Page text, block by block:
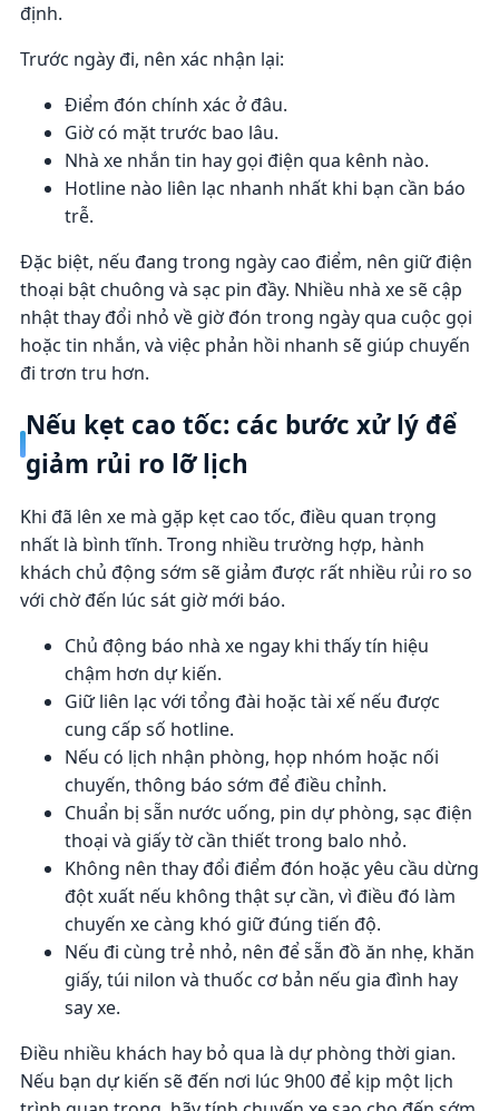
định.
Trước ngày đi, nên xác nhận lại:
Điểm đón chính xác ở đâu.
Giờ có mặt trước bao lâu.
Nhà xe nhắn tin hay gọi điện qua kênh nào.
Hotline nào liên lạc nhanh nhất khi bạn cần báo
trễ.
Đặc biệt, nếu đang trong ngày cao điểm, nên giữ điện
thoại bật chuông và sạc pin đầy. Nhiều nhà xe sẽ cập
nhật thay đổi nhỏ về giờ đón trong ngày qua cuộc gọi
hoặc tin nhắn, và việc phản hồi nhanh sẽ giúp chuyến
đi trơn tru hơn.
Nếu kẹt cao tốc: các bước xử lý để
giảm rủi ro lỡ lịch
Khi đã lên xe mà gặp kẹt cao tốc, điều quan trọng
nhất là bình tĩnh. Trong nhiều trường hợp, hành
khách chủ động sớm sẽ giảm được rất nhiều rủi ro so
với chờ đến lúc sát giờ mới báo.
Chủ động báo nhà xe ngay khi thấy tín hiệu
chậm hơn dự kiến.
Giữ liên lạc với tổng đài hoặc tài xế nếu được
cung cấp số hotline.
Nếu có lịch nhận phòng, họp nhóm hoặc nối
chuyến, thông báo sớm để điều chỉnh.
Chuẩn bị sẵn nước uống, pin dự phòng, sạc điện
thoại và giấy tờ cần thiết trong balo nhỏ.
Không nên thay đổi điểm đón hoặc yêu cầu dừng
đột xuất nếu không thật sự cần, vì điều đó làm
chuyến xe càng khó giữ đúng tiến độ.
Nếu đi cùng trẻ nhỏ, nên để sẵn đồ ăn nhẹ, khăn
giấy, túi nilon và thuốc cơ bản nếu gia đình hay
say xe.
Điều nhiều khách hay bỏ qua là dự phòng thời gian.
Nếu bạn dự kiến sẽ đến nơi lúc 9h00 để kịp một lịch